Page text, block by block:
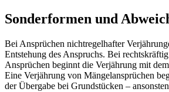
Sonderformen und
Bei Ansprüchen nichtregelhafter
Entstehung des Anspruchs. Bei rechtskräftig
Ansprüchen beginnt die Verjährung mit
Eine Verjährung von Mängelansprüchen
der Übergabe bei Grundstücken –